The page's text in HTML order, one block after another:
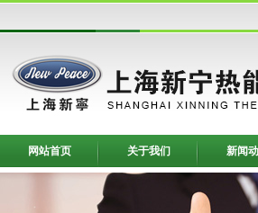
网站首页 关于我们 新闻